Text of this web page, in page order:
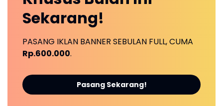
Sekarang!
PASANG IKLAN BANNER SEBULAN FULL, CUMA
Rp.600.000.
Pasang Sekarang!